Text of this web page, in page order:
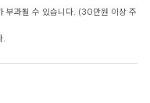
부과될 수 있습니다. (30만원 이상 주